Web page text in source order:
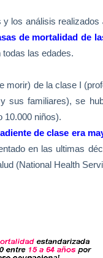
los análisis realizados
de mortalidad de
las edades.
morir) de la clase I
sus familiares), se
10.000 niños).
de clase era
en las ultimas
(National Health